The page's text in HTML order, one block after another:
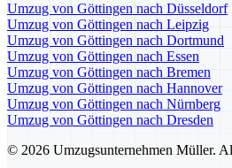
Umzug von Göttingen nach Düsseldorf
Umzug von Göttingen nach Leipzig
Umzug von Göttingen nach Dortmund
Umzug von Göttingen nach Essen
Umzug von Göttingen nach Bremen
Umzug von Göttingen nach Hannover
Umzug von Göttingen nach Nürnberg
Umzug von Göttingen nach Dresden
© 2026 Umzugsunternehmen Müller.